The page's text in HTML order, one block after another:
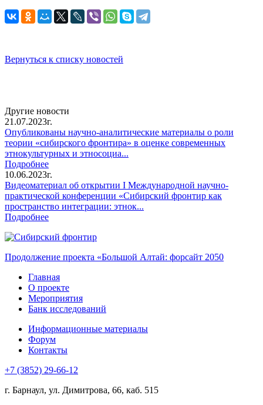
Вернуться к списку новостей
Другие новости
21.07.2023г.
Опубликованы научно-аналитические материалы о роли
теории «сибирского фронтира» в оценке современных
этнокультурных и этносоциа...
Подробнее
10.06.2023г.
Видеоматериал об открытии I Международной научно-
практической конференции «Сибирский фронтир как
пространство интеграции: этнок...
Подробнее
Продолжение проекта «Большой Алтай: форсайт 2050
Главная
О проекте
Мероприятия
Банк исследований
Информационные материалы
Форум
Контакты
+7 (3852) 29-66-12
г. Барнаул, ул. Димитрова, 66, каб. 515